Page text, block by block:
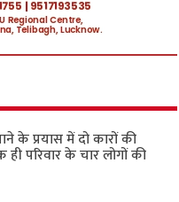
के प्रयास में दो कारों की
परिवार के चार लोगों की